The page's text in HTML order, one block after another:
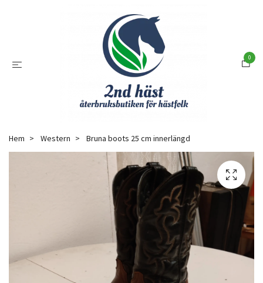
0
Hem Western Bruna boots 25 cm innerlängd